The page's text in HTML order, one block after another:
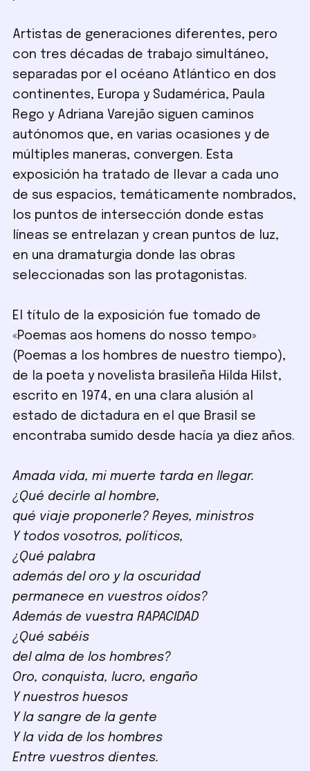
Artistas de generaciones diferentes, pero
con tres décadas de trabajo simultáneo,
separadas por el océano Atlántico en dos
continentes, Europa y Sudamérica, Paula
Rego y Adriana Varejão siguen caminos
autónomos que, en varias ocasiones y de
múltiples maneras, convergen. Esta
exposición ha tratado de llevar a cada uno
de sus espacios, temáticamente nombrados,
los puntos de intersección donde estas
líneas se entrelazan y crean puntos de luz,
en una dramaturgia donde las obras
seleccionadas son las protagonistas.
El título de la exposición fue tomado de
«Poemas aos homens do nosso tempo»
(Poemas a los hombres de nuestro tiempo),
de la poeta y novelista brasileña Hilda Hilst,
escrito en 1974, en una clara alusión al
estado de dictadura en el que Brasil se
encontraba sumido desde hacía ya diez años.
Amada vida, mi muerte tarda en llegar.
¿Qué decirle al hombre,
qué viaje proponerle? Reyes, ministros
Y todos vosotros, políticos,
¿Qué palabra
además del oro y la oscuridad
permanece en vuestros oídos?
Además de vuestra RAPACIDAD
¿Qué sabéis
del alma de los hombres?
Oro, conquista, lucro, engaño
Y nuestros huesos
Y la sangre de la gente
Y la vida de los hombres
Entre vuestros dientes.